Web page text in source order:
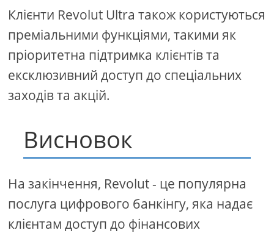
Клієнти Revolut Ultra також користуються
преміальними функціями, такими як
пріоритетна підтримка клієнтів та
ексклюзивний доступ до спеціальних
заходів та акцій.
Висновок
На закінчення, Revolut - це популярна
послуга цифрового банкінгу, яка надає
клієнтам доступ до фінансових